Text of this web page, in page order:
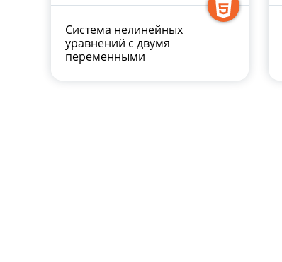
Система нелинейных
уравнений с двумя
переменными